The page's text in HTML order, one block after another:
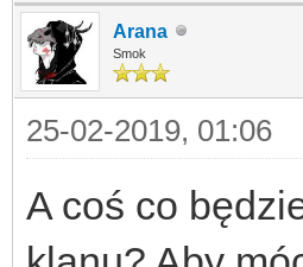
Arana
Smok
25-02-2019, 01:06
A coś co